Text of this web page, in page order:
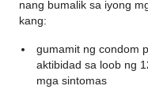
nang bumalik sa iyong
kang:
gumamit ng condom
aktibidad sa loob ng
mga sintomas